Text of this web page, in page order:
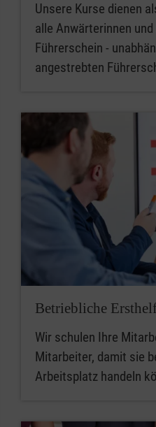
Unsere Kurse dienen
alle Anwärterinnen
Führerschein -
angestrebten
Betriebliche
Wir schulen Ihre
Mitarbeiter, damit sie
Arbeitsplatz handeln